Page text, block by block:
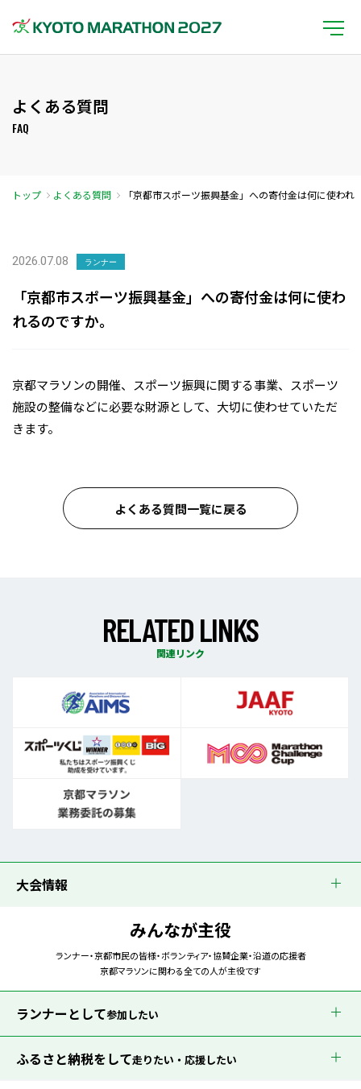
よくある質問
FAQ
トップ よくある質問
「京都市スポーツ振興基金」への寄付金は何に使われ
2026.07.08 ランナー
「京都市スポーツ振興基金」への寄付金は何に使わ
れるのですか。
京都マラソンの開催、スポーツ振興に関する事業、スポーツ
施設の整備などに必要な財源として、大切に使わせていただ
きます。
よくある質問一覧に戻る
RELATEDLINKS
関連リンク
大会情報
みんなが主役
ランナー・京都市民の皆様・ボランティア・協賛企業・沿道の応援者
京都マラソンに関わる全ての人が主役です
ランナーとして参加したい
ふるさと納税をして走りたい・応援したい